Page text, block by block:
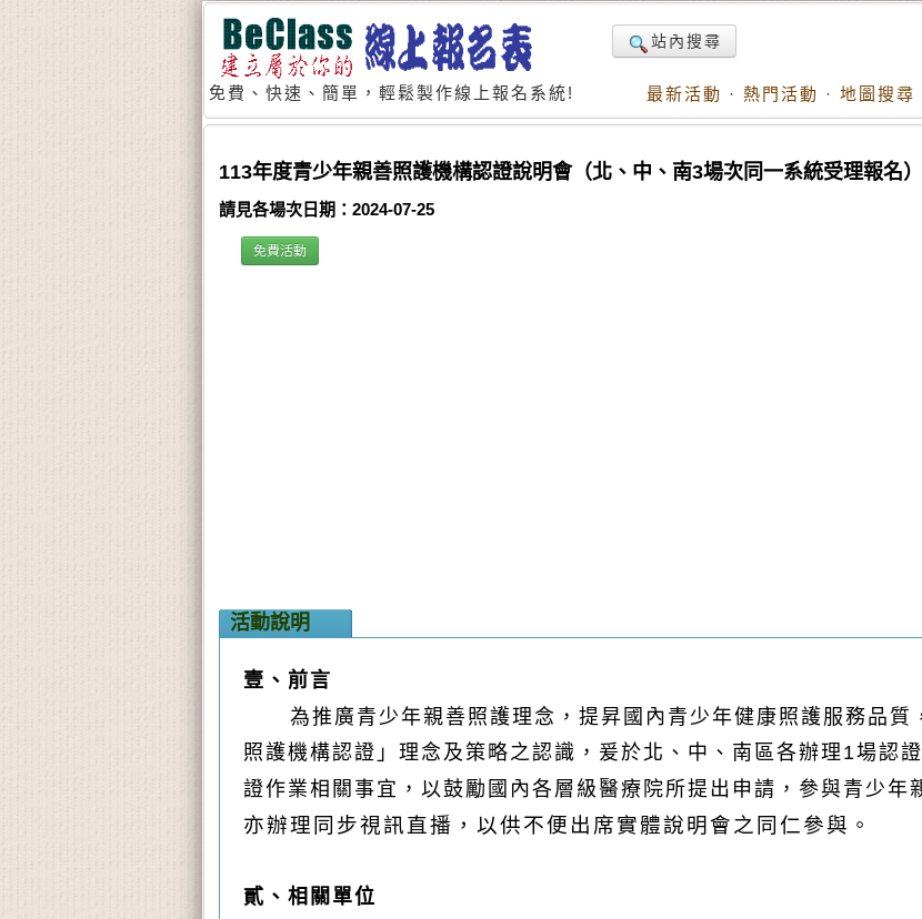
免費、快速、簡單，輕鬆製作線上報名系統!
站內搜尋
最新活動 · 熱門活動 · 地圖搜尋
113年度青少年親善照護機構認證說明會（北、中、南3場次同一系統受理報名）
請見各場次日期：2024-07-25
免費活動
活動說明
壹、前言
為推廣青少年親善照護理念，提昇國內青少年健康照護服務品質
照護機構認證」理念及策略之認識，爰於北、中、南區各辦理1場認
證作業相關事宜，以鼓勵國內各層級醫療院所提出申請，參與青少年
亦辦理同步視訊直播，以供不便出席實體說明會之同仁參與 。
貳、相關單位